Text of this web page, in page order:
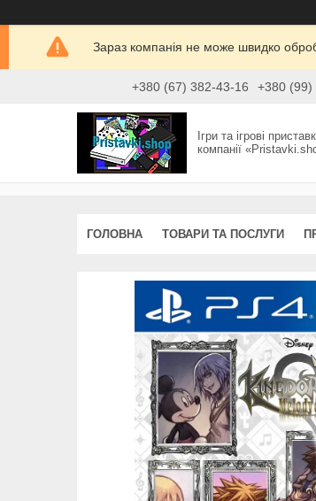
Зараз компанія не може швидко
+380 (67) 382-43-16 +380 (99)
Ігри та ігрові
компанії
ГОЛОВНА ТОВАРИ ТА ПОСЛУГИ